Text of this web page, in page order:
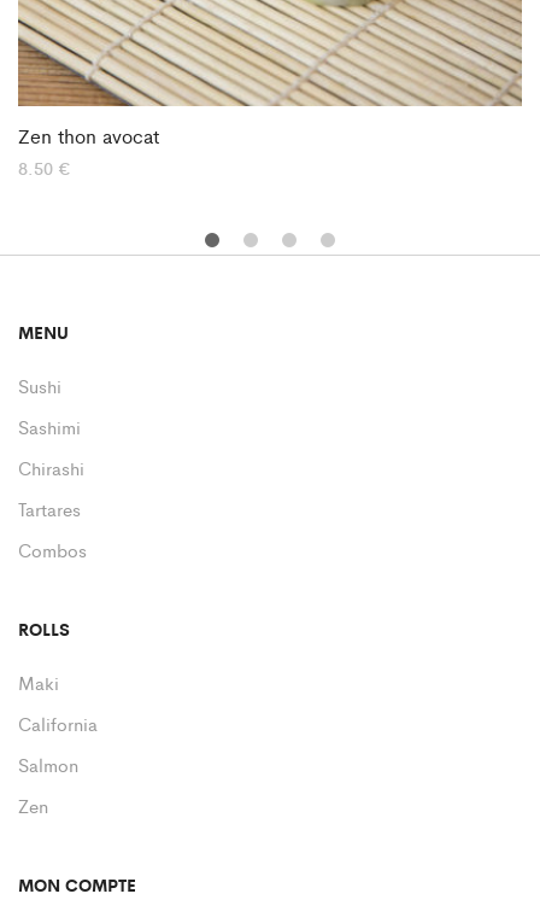
Zen thon avocat
8.50 €
MENU
Sushi
Sashimi
Chirashi
Tartares
Combos
ROLLS
Maki
California
Salmon
Zen
MON COMPTE